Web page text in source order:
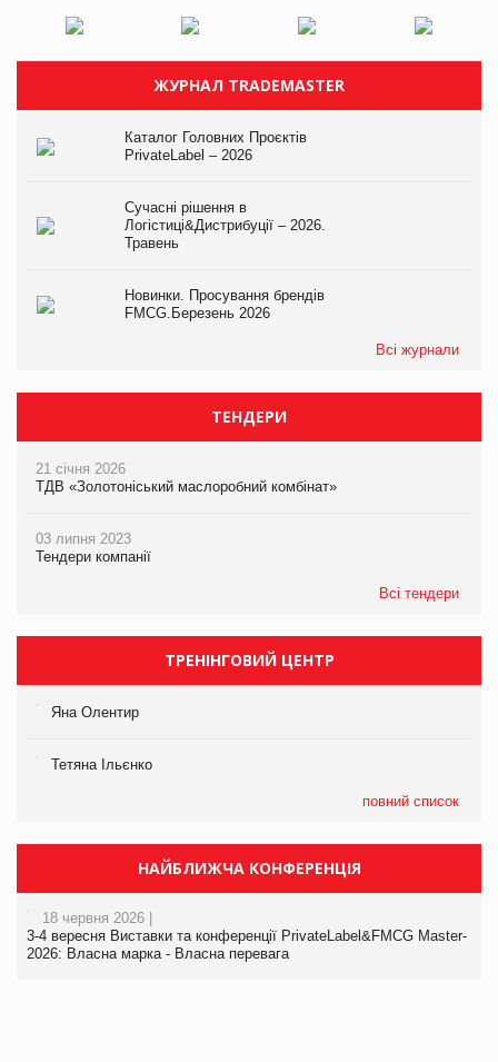
ЖУРНАЛ TRADEMASTER
Каталог Головних Проєктів
PrivateLabel – 2026
Сучасні рішення в
Логістиці&Дистрибуції – 2026.
Травень
Новинки. Просування брендів
FMCG.Березень 2026
Всі журнали
ТЕНДЕРИ
21 січня 2026
ТДВ «Золотоніський маслоробний комбінат»
03 липня 2023
Тендери компанії
Всі тендери
ТРЕНІНГОВИЙ ЦЕНТР
Яна Олентир
Тетяна Ільєнко
повний список
НАЙБЛИЖЧА КОНФЕРЕНЦІЯ
18 червня 2026 |
3-4 вересня Виставки та конференції PrivateLabel&FMCG Master-
2026: Власна марка - Власна перевага